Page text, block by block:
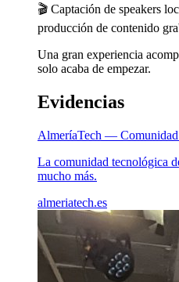
🎬 Captación de speakers
producción de contenido
Una gran experiencia
solo acaba de empezar.
Evidencias
AlmeríaTech — Comunidad
La comunidad tecnológica
mucho más.
almeriatech.es